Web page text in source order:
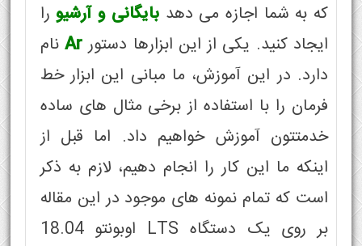
که به شما اجازه می دهدبایگانی و آرشیورا
ایجاد کنید. یکی از این ابزارها دستورArنام
دارد. در این آموزش، ما مبانی این ابزار خط
فرمان را با استفاده از برخی مثال های ساده
خدمتتون آموزش خواهیم داد. اما قبل از
اینکه ما این کار را انجام دهیم، لازم به ذکر
است که تمام نمونه های موجود در این مقاله
بر روی یک دستگاه LTS اوبونتو 18.04